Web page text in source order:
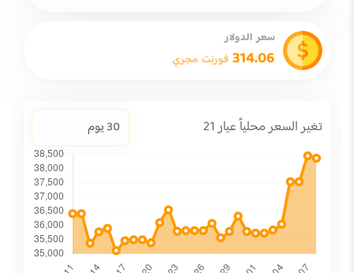
سعر الدولار
314.06 فورنت مجري
تغير السعر محلياً عيار 21